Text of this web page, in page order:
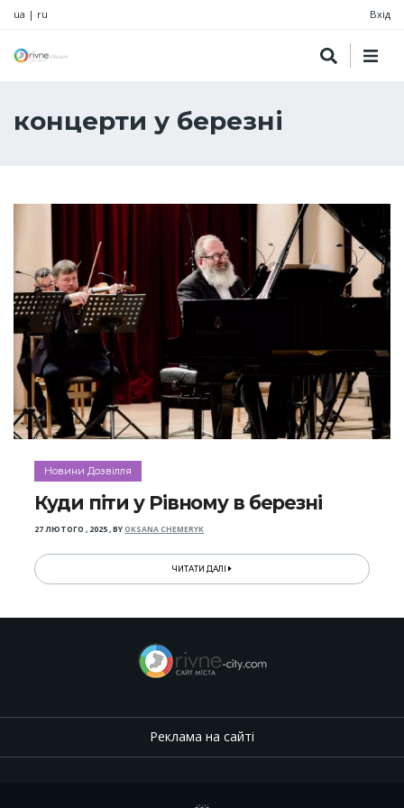
ua | ru Вхід
концерти у березні
Новини Дозвілля
Куди піти у Рівному в березні
27 ЛЮТОГО , 2025,BYOKSANA CHEMERYK
ЧИТАТИ ДАЛІ
Реклама на сайті
.,.,.